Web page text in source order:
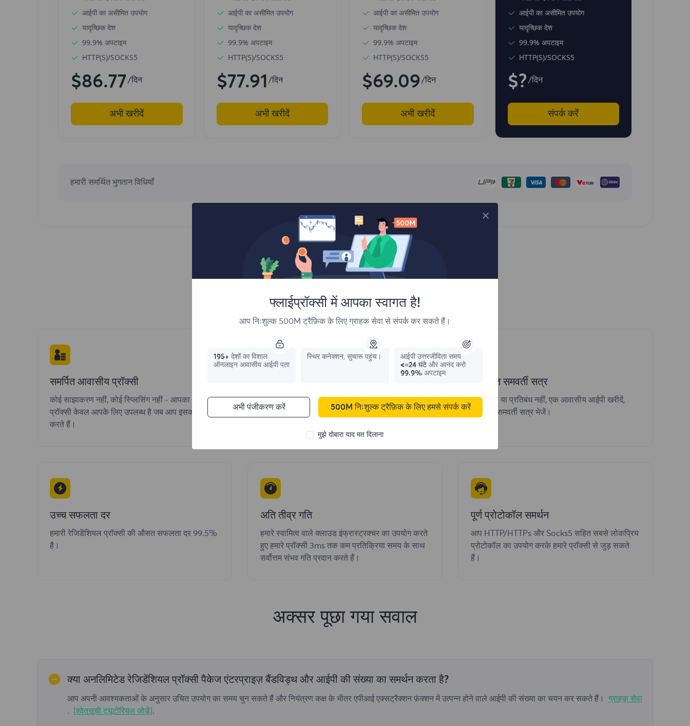
आईपी ​​का असीमित उपयोग
यादृच्छिक देश
99.9% अपटाइम
HTTP(S)/SOCKS5
$86.77 /दिन
अभी खरीदें
आईपी ​​का असीमित उपयोग
यादृच्छिक देश
99.9% अपटाइम
HTTP(S)/SOCKS5
$77.91 /दिन
अभी खरीदें
आईपी ​​का असीमित उपयोग
यादृच्छिक देश
99.9% अपटाइम
HTTP(S)/SOCKS5
$69.09 /दिन
अभी खरीदें
आईपी ​​का असीमित उपयोग
यादृच्छिक देश
99.9% अपटाइम
HTTP(S)/SOCKS5
$? /दिन
संपर्क करें
हमारी समर्थित भुगतान विधियाँ
समर्पित आवासीय प्रॉक्सी
कोई साझाकरण नहीं, कोई स्प्लिसिंग नहीं - आपका समर्पित
प्रॉक्सी केवल आपके लिए उपलब्ध है जब आप इसका उपयोग
करते हैं।
आवासीय आईपी खरीदें जो 195+ स्थानों को कवर करता है
और देश, शहर, राज्य-स्तरीय और भू-स्थान लक्ष्यीकरण
असीमित समवर्ती सत्र
कोई सीमा या प्रतिबंध नहीं, एक आवासीय आईपी खरीदें,
असीमित समवर्ती सत्र भेजें।
उच्च सफलता दर
हमारी रेजिडेंशियल प्रॉक्सी की औसत सफलता दर 99.5%
है।
अति तीव्र गति
हमारे स्वामित्व वाले क्लाउड इंफ्रास्ट्रक्चर का उपयोग करते
हुए हमारे प्रॉक्सी 3ms तक कम प्रतिक्रिया समय के साथ
सर्वोत्तम संभव गति प्रदान करते हैं।
पूर्ण प्रोटोकॉल समर्थन
आप HTTP/HTTPs और Socks5 सहित सबसे लोकप्रिय
प्रोटोकॉल का उपयोग करके हमारे प्रॉक्सी से जुड़ सकते
हैं।
अक्सर पूछा गया सवाल
क्या अनलिमिटेड रेजिडेंशियल प्रॉक्सी पैकेज एंटरप्राइज़ बैंडविड्थ और आईपी की संख्या का समर्थन करता है?
आप अपनी आवश्यकताओं के अनुसार उचित उपयोग का समय चुन सकते हैं और नियंत्रण कक्ष के भीतर एपीआई एक्सट्रैक्शन फ़ंक्शन में उत्पन्न होने वाले आईपी की संख्या का चयन कर सकते हैं।
ग्राहक सेवा
.
[श्वेतसूची ट्यूटोरियल जोड़ें] .
फ्लाईप्रॉक्सी में आपका स्वागत है!
आप निःशुल्क 500M ट्रैफ़िक के लिए ग्राहक सेवा से संपर्क कर सकते हैं।
195+ देशों का विशाल
ऑनलाइन आवासीय आईपी पता
स्थिर कनेक्शन, सुचारू पहुंच।
आईपी ​​उत्तरजीविता समय
<=24 घंटे और आनंद करो
99.9% अपटाइम
अभी पंजीकरण करें 500M निःशुल्क ट्रैफ़िक के लिए हमसे संपर्क करें
मुझे दोबारा याद मत दिलाना